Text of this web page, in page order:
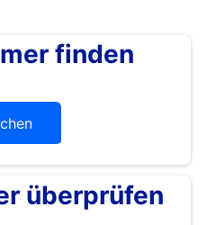
finden
überprüfen